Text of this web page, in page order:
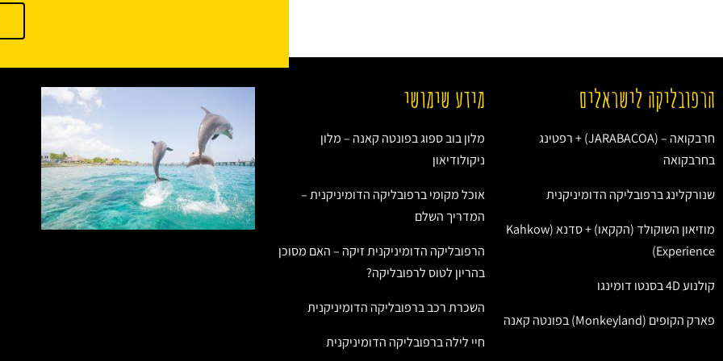
הרפובליקה לישראלים
חרבקואה – (JARABACOA) + רפטינג
בחרבקואה
שנורקלינג ברפובליקה הדומיניקנית
מוזיאון השוקולד (הקקאו) + סדנא (Kahkow
Experience)
קולנוע 4D בסנטו דומינגו
פארק הקופים (Monkeyland) בפונטה קאנה
מידע שימושי
מלון בוב ספוג בפונטה קאנה – מלון
ניקולודיאון
אוכל מקומי ברפובליקה הדומיניקנית –
המדריך השלם
הרפובליקה הדומיניקנית זיקה – האם מסוכן
בהריון לטוס לרפובליקה?
השכרת רכב ברפובליקה הדומיניקנית
חיי לילה ברפובליקה הדומיניקנית